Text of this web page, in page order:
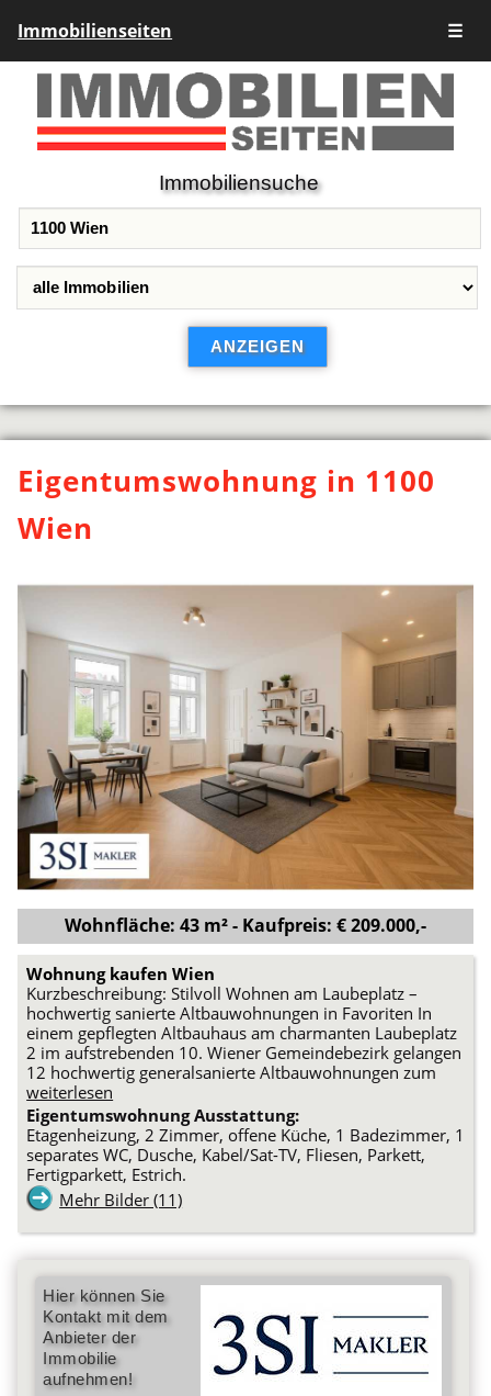
Immobilienseiten ☰
Immobiliensuche
Eigentumswohnung in 1100
Wien
Wohnfläche: 43 m² - Kaufpreis: € 209.000,-
Wohnung kaufen Wien
Kurzbeschreibung: Stilvoll Wohnen am Laubeplatz –
hochwertig sanierte Altbauwohnungen in Favoriten In
einem gepflegten Altbauhaus am charmanten Laubeplatz
2 im aufstrebenden 10. Wiener Gemeindebezirk gelangen
12 hochwertig generalsanierte Altbauwohnungen zum
weiterlesen
Eigentumswohnung Ausstattung:
Etagenheizung, 2 Zimmer, offene Küche, 1 Badezimmer, 1
separates WC, Dusche, Kabel/Sat-TV, Fliesen, Parkett,
Fertigparkett, Estrich.
Mehr Bilder (11)
Hier können Sie
Kontakt mit dem
Anbieter der
Immobilie
aufnehmen!